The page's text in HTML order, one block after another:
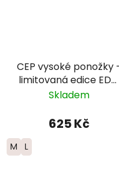
CEP vysoké ponožky
limitovaná edice EDT.
FADE - dámské -
Skladem
625 Kč
M L